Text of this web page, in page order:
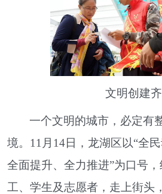
文明创建
一个文明的城市，必定有
境。11月14日，龙湖区以“全民
全面提升、全力推进”为口号
工、学生及志愿者，走上街头